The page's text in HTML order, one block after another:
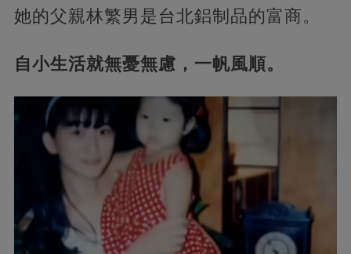
她的父親林繁男是台北鋁制品的富商。
自小生活就無憂無慮，一帆風順。